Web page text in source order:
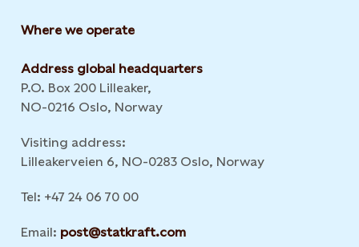
Where we operate
Address global headquarters
P.O. Box 200 Lilleaker,
NO-0216 Oslo, Norway
Visiting address:
Lilleakerveien 6, NO-0283 Oslo, Norway
Tel: +47 24 06 70 00
Email: post@statkraft.com